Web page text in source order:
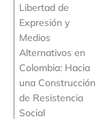
Libertad de
Expresión y
Medios
Alternativos en
Colombia: Hacia
una Construcción
de Resistencia
Social